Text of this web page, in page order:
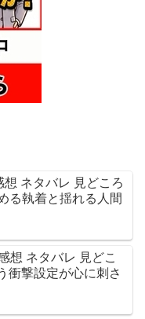
想 ネタバレ 見どころ
る執着と揺れる人間
想 ネタバレ 見どこ
衝撃設定が心に刺さ